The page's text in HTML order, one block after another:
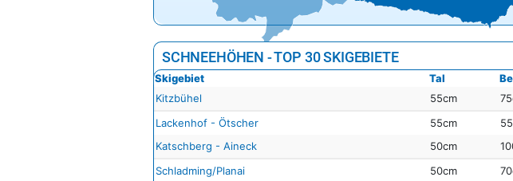
SCHNEEHÖHEN - TOP 30 SKIGEBIETE
Skigebiet Tal
Kitzbühel
55cm
Lackenhof - Ötscher
55cm
Katschberg - Aineck
50cm
Schladming/Planai
50cm